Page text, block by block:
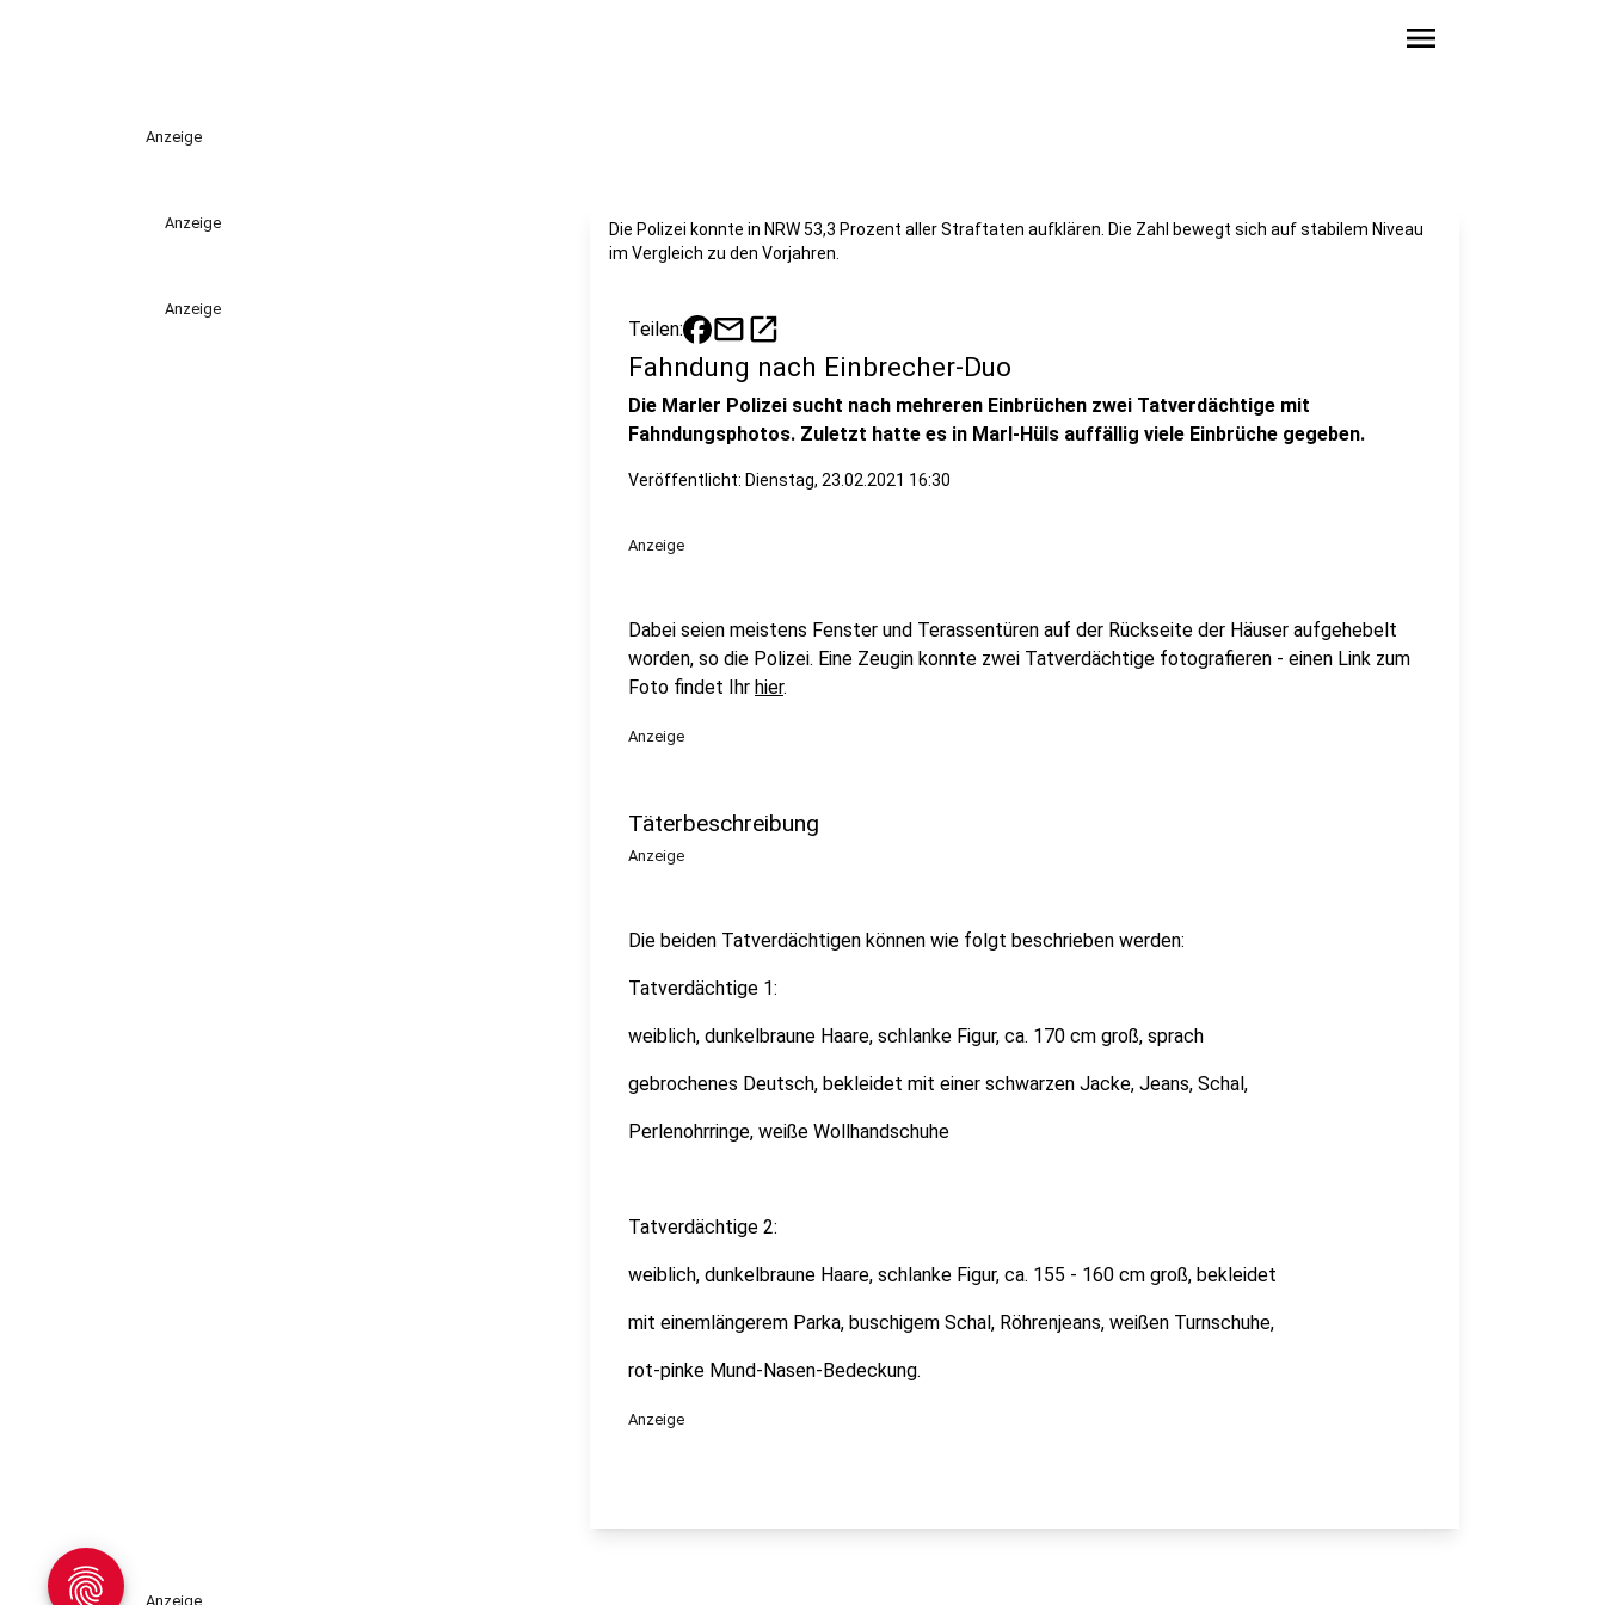
menu
Anzeige
Anzeige
Anzeige
Die Polizei konnte in NRW 53,3 Prozent aller Straftaten aufklären. Die Zahl bewegt sich auf stabilem Niveau
im Vergleich zu den Vorjahren.
Teilen: mailopen_in_new
Fahndung nach Einbrecher-Duo
Die Marler Polizei sucht nach mehreren Einbrüchen zwei Tatverdächtige mit
Fahndungsphotos. Zuletzt hatte es in Marl-Hüls auffällig viele Einbrüche gegeben.
Veröffentlicht: Dienstag, 23.02.2021 16:30
Anzeige
Dabei seien meistens Fenster und Terassentüren auf der Rückseite der Häuser aufgehebelt
worden, so die Polizei. Eine Zeugin konnte zwei Tatverdächtige fotografieren - einen Link zum
Foto findet Ihr hier.
Anzeige
Täterbeschreibung
Anzeige
Die beiden Tatverdächtigen können wie folgt beschrieben werden:
Tatverdächtige 1:
weiblich, dunkelbraune Haare, schlanke Figur, ca. 170 cm groß, sprach
gebrochenes Deutsch, bekleidet mit einer schwarzen Jacke, Jeans, Schal,
Perlenohrringe, weiße Wollhandschuhe
Tatverdächtige 2:
weiblich, dunkelbraune Haare, schlanke Figur, ca. 155 - 160 cm groß, bekleidet
mit einemlängerem Parka, buschigem Schal, Röhrenjeans, weißen Turnschuhe,
rot-pinke Mund-Nasen-Bedeckung.
Anzeige
Anzeige